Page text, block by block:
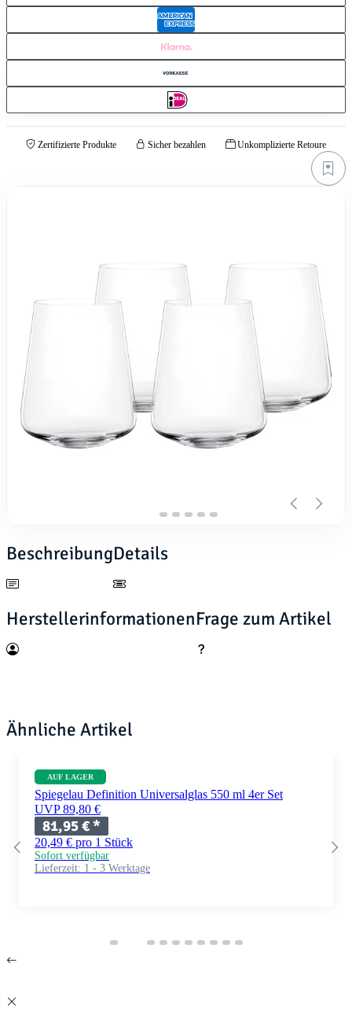
Zertifizierte Produkte Sicher bezahlen Unkomplizierte Retoure
BeschreibungDetails
HerstellerinformationenFrage zum Artikel
Ähnliche Artikel
AUF LAGER
Spiegelau Definition Universalglas 550 ml 4er Set
UVP 89,80 €
81,95 €*
20,49 € pro 1 Stück
Sofort verfügbar
Lieferzeit: 1 - 3 Werktage